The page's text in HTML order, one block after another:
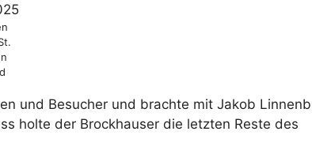
und Besucher und brachte mit Jakob
holte der Brockhauser die letzten Reste des